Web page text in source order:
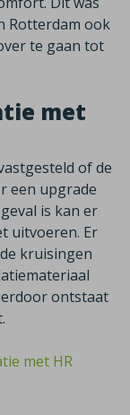
Rotterdam ook
te gaan tot
met
of de
een upgrade
is kan er
uitvoeren. Er
kruisingen
ontstaat
met HR